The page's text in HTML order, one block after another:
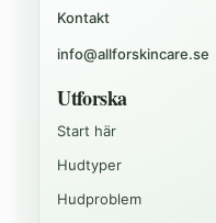
Kontakt
info@allforskincare.se
Utforska
Start här
Hudtyper
Hudproblem